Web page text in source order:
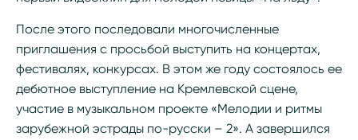
После этого последовали многочисленные
приглашения с просьбой выступить на концертах,
фестивалях, конкурсах. В этом же году состоялось ее
дебютное выступление на Кремлевской сцене,
участие в музыкальном проекте «Мелодии и ритмы
зарубежной эстрады по-русски – 2». А завершился